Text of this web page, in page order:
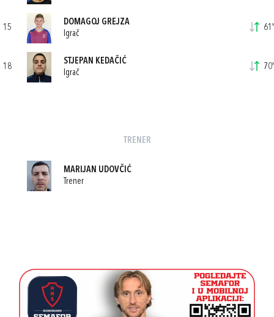
15
DOMAGOJ GREJZA
Igrač
61'
18
STJEPAN KEDAČIĆ
Igrač
70'
TRENER
MARIJAN UDOVČIĆ
Trener